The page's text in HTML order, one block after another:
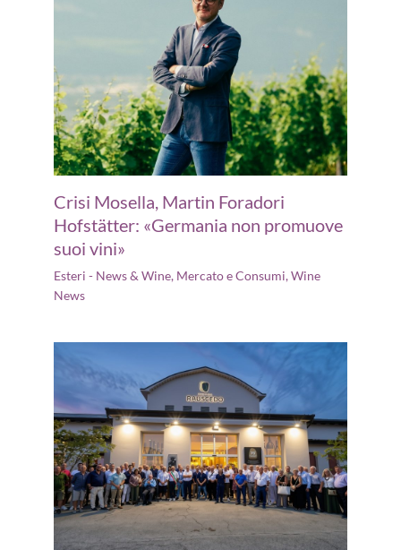
Crisi Mosella, Martin Foradori
Hofstätter: «Germania non promuove
suoi vini»
Esteri - News & Wine, Mercato e Consumi,Wine
News